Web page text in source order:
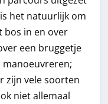
het natuurlijk om
bos in en over
een bruggetje
zijn vele soorten
niet allemaal